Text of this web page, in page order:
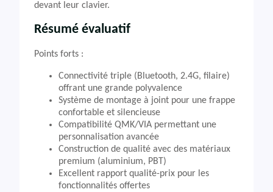
devant leur clavier.
Résumé évaluatif
Points forts :
Connectivité triple (Bluetooth, 2.4G, filaire)
offrant une grande polyvalence
Système de montage à joint pour une frappe
confortable et silencieuse
Compatibilité QMK/VIA permettant une
personnalisation avancée
Construction de qualité avec des matériaux
premium (aluminium, PBT)
Excellent rapport qualité-prix pour les
fonctionnalités offertes